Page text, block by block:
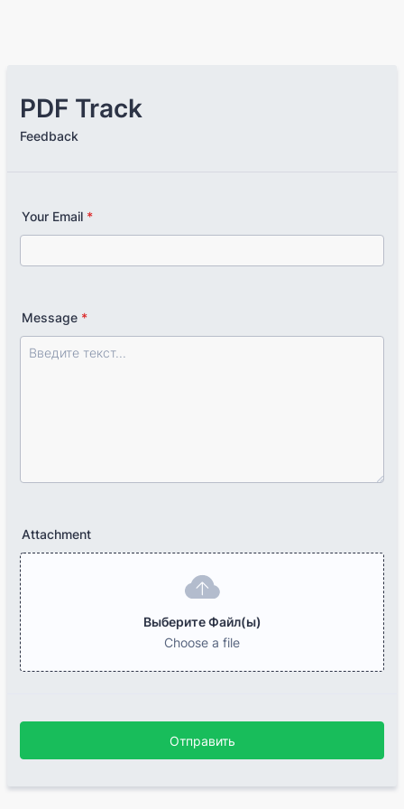
PDF Track
Feedback
Your Email *
Message *
Attachment
Выберите Файл(ы)
Choose a file
Отправить